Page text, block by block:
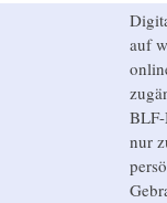
auf
nur